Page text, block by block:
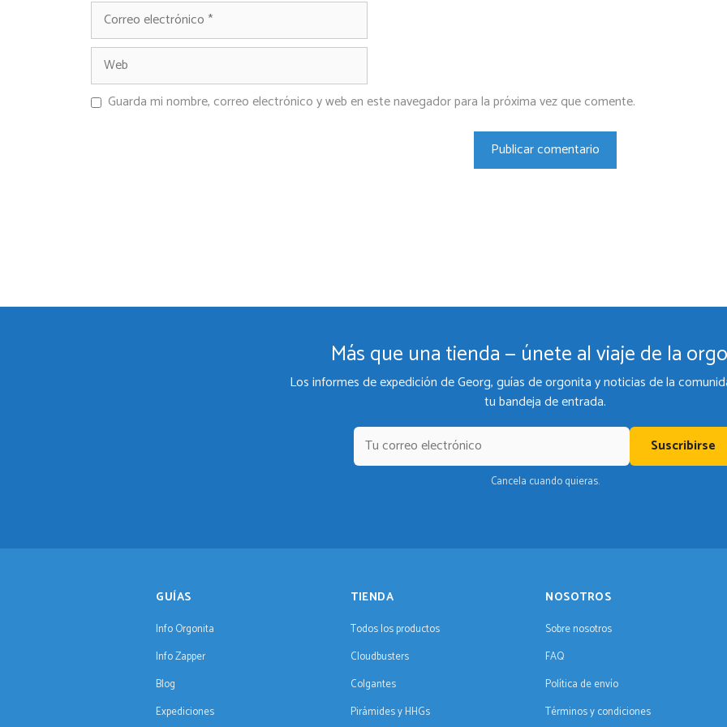
Guarda mi nombre, correo electrónico y web en este navegador para la próxima vez que comente.
Más que una tienda — únete al viaje de la
Los informes de expedición de Georg, guías de orgonita y noticias de la
tu bandeja de entrada.
Suscribirse
Cancela cuando quieras.
GUÍAS
Info Orgonita
Info Zapper
Blog
Expediciones
TIENDA
Todos los productos
Cloudbusters
Colgantes
Pirámides y HHGs
NOSOTROS
Sobre nosotros
FAQ
Política de envío
Términos y condiciones